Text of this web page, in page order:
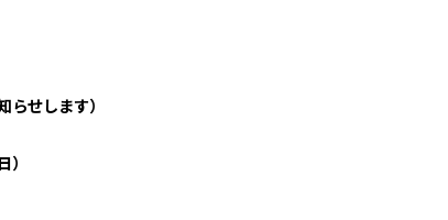
らせします）